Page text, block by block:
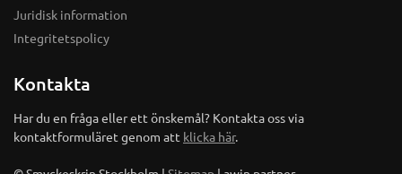
Juridisk information
Integritetspolicy
Kontakta
Har du en fråga eller ett önskemål? Kontakta oss via
kontaktformuläret genom att klicka här.